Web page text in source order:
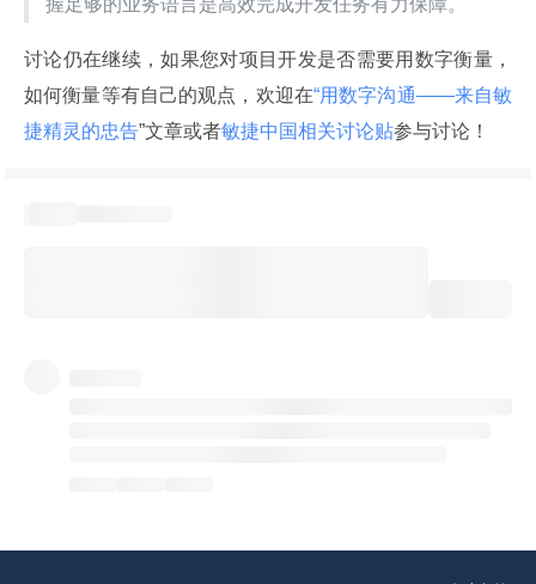
握足够的业务语言是高效完成开发任务有力保障。
讨论仍在继续，如果您对项目开发是否需要用数字衡量，
如何衡量等有自己的观点，欢迎在“用数字沟通——来自敏
捷精灵的忠告”文章或者敏捷中国相关讨论贴参与讨论！